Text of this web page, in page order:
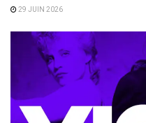
29 JUIN 2026